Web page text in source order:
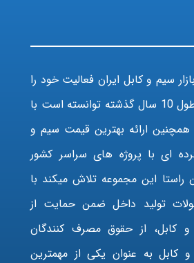
سیم و کابل ایران فعالیت خود را
آغاز کرده است در طول 10 سال گذشته توانسته است با
ارائه بهترین قیمت سیم و
ای با پروژه های سراسر کشور
راستا این مجموعه تلاش میکند با
تولید داخل ضمن حمایت از
و کابل، از حقوق مصرف کنندگان
کابل به عنوان یکی از مهمترین